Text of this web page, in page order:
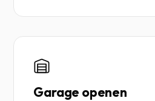
Garage openen